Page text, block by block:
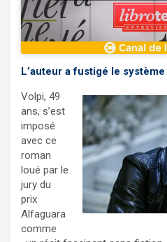
L’auteur a fustigé le
Volpi, 49
ans, s’est
imposé
avec ce
roman
loué par le
jury du
prix
Alfaguara
comme